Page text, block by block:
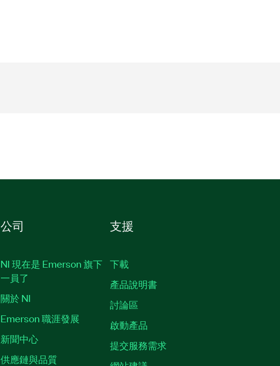
公司
NI 現在是 Emerson 旗下
一員了
關於 NI
Emerson 職涯發展
新聞中心
供應鏈與品質
支援
下載
產品說明書
討論區
啟動產品
提交服務需求